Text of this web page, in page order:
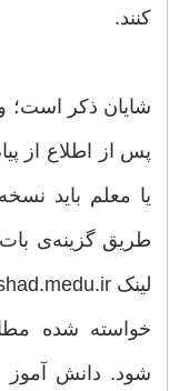
کنند.
شایان ذکر است؛
پس از اطلاع از
یا معلم باید
طریق گزینه‌ی
خواسته شده
شود. دانش‌ آموز